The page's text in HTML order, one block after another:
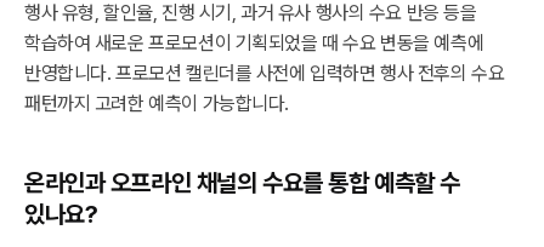
행사 유형, 할인율, 진행 시기, 과거 유사 행사의 수요 반응 등을
학습하여 새로운 프로모션이 기획되었을 때 수요 변동을 예측에
반영합니다. 프로모션 캘린더를 사전에 입력하면 행사 전후의 수요
패턴까지 고려한 예측이 가능합니다.
온라인과 오프라인 채널의 수요를 통합 예측할 수
있나요?